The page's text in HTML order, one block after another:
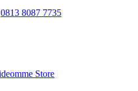
0813 8087 7735